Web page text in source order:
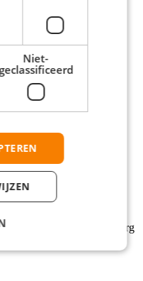
Universiteit
Weekendwerk
van Essent en draagt zorg
Niet-
geclassificeerd